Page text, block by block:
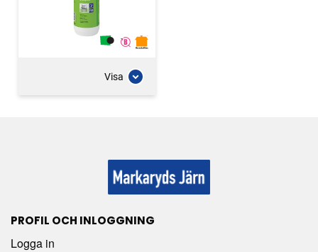
Visa
PROFIL OCH INLOGGNING
Logga in